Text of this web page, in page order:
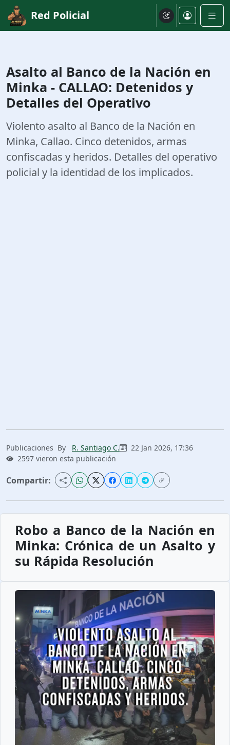
Red Policial
Asalto al Banco de la Nación en
Minka - CALLAO: Detenidos y
Detalles del Operativo
Violento asalto al Banco de la Nación en
Minka, Callao. Cinco detenidos, armas
confiscadas y heridos. Detalles del operativo
policial y la identidad de los implicados.
Publicaciones By R. Santiago C.
22 Jan 2026, 17:36
2597 vieron esta publicación
Compartir:
Robo a Banco de la Nación en
Minka: Crónica de un Asalto y
su Rápida Resolución